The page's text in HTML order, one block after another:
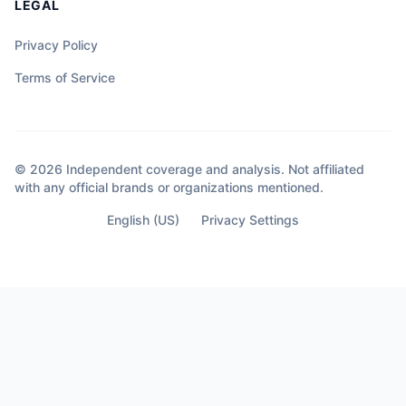
LEGAL
Privacy Policy
Terms of Service
© 2026 Independent coverage and analysis. Not affiliated
with any official brands or organizations mentioned.
English (US) Privacy Settings